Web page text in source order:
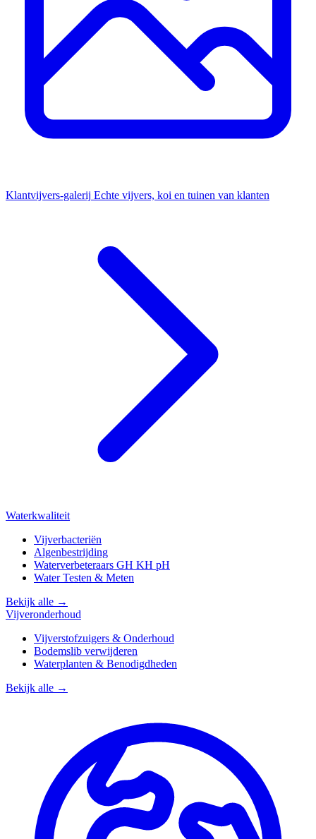
Klantvijvers-galerij Echte vijvers, koi en tuinen van klanten
Waterkwaliteit
Vijverbacteriën
Algenbestrijding
Waterverbeteraars GH KH pH
Water Testen & Meten
Bekijk alle →
Vijveronderhoud
Vijverstofzuigers & Onderhoud
Bodemslib verwijderen
Waterplanten & Benodigdheden
Bekijk alle →